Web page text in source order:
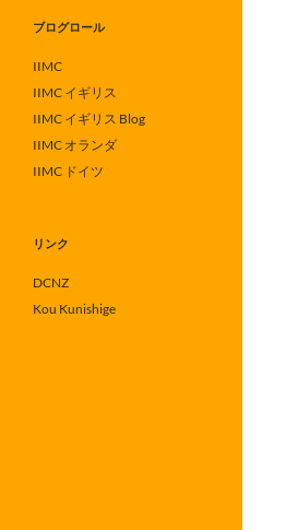
ブログロール
IIMC
IIMC イギリス
IIMC イギリス Blog
IIMC オランダ
IIMC ドイツ
リンク
DCNZ
Kou Kunishige